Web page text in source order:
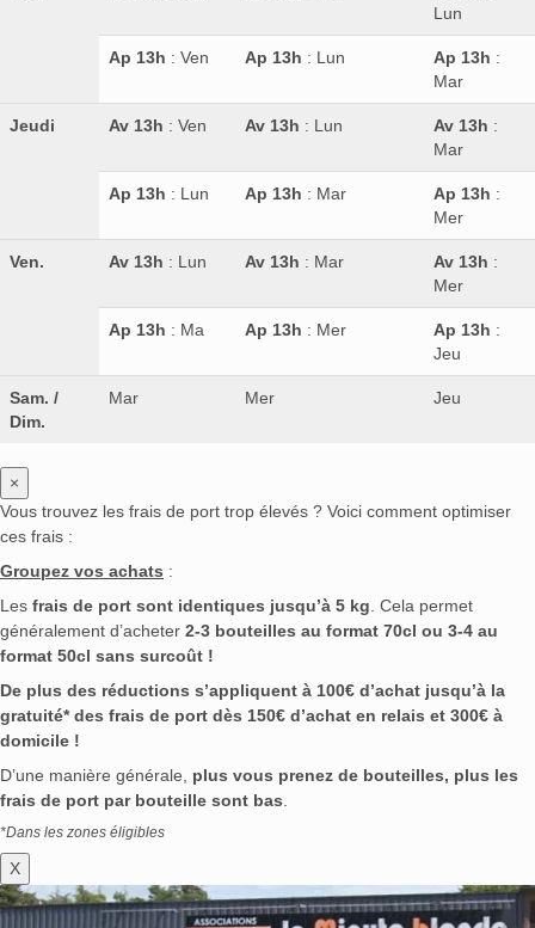
Lun
Ap 13h : Ven Ap 13h : Lun Ap 13h :
Mar
Jeudi Av 13h : Ven Av 13h : Lun Av 13h :
Mar
Ap 13h : Lun Ap 13h : Mar Ap 13h :
Mer
Ven. Av 13h : Lun Av 13h : Mar Av 13h :
Mer
Ap 13h : Ma Ap 13h : Mer Ap 13h :
Jeu
Sam. /
Dim.
Mar Mer Jeu
×
Vous trouvez les frais de port trop élevés ? Voici comment optimiser
ces frais :
Groupez vos achats :
Les frais de port sont identiques jusqu’à 5 kg . Cela permet
généralement d’acheter 2-3 bouteilles au format 70cl ou 3-4 au
format 50cl sans surcoût !
De plus des réductions s’appliquent à 100€ d’achat jusqu’à la
gratuité* des frais de port dès 150€ d’achat en relais et 300€ à
domicile !
D’une manière générale, plus vous prenez de bouteilles, plus les
frais de port par bouteille sont bas
*Dans les zones éligibles
X